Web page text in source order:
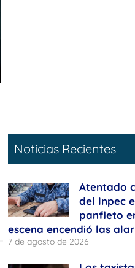
Noticias Recientes
Atentado
del Inpec
panfleto
escena encendió las
7 de agosto de 2026